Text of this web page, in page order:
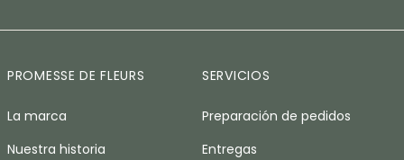
PROMESSE DE FLEURS
La marca
Nuestra historia
SERVICIOS
Preparación de pedidos
Entregas